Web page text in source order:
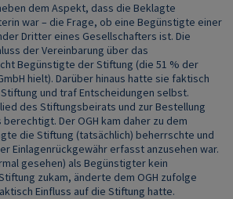
dem Aspekt, dass die Beklagte
war – die Frage, ob eine Begünstigte einer
Dritter eines Gesellschafters ist. Die
der Vereinbarung über das
Begünstigte der Stiftung (die 51 % der
hielt). Darüber hinaus hatte sie faktisch
und traf Entscheidungen selbst.
des Stiftungsbeirats und zur Bestellung
Der OGH kam daher zu dem
die Stiftung (tatsächlich) beherrschte und
Einlagenrückgewähr erfasst anzusehen war.
gesehen) als Begünstigter kein
zukam, änderte dem OGH zufolge
Einfluss auf die Stiftung hatte.